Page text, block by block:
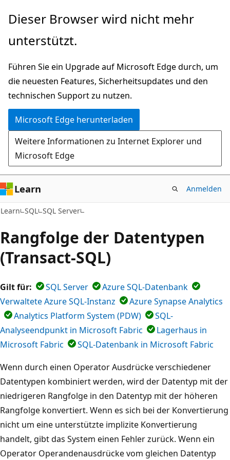
Zu
wechseln
Dieser Browser wird nicht mehr
unterstützt.
Führen Sie ein Upgrade auf Microsoft Edge durch, um
die neuesten Features, Sicherheitsupdates und den
technischen Support zu nutzen.
Microsoft Edge herunterladen
Weitere Informationen zu Internet Explorer und
Microsoft Edge
Learn Anmelden
Learn SQL SQL Server
Rangfolge der Datentypen
(Transact-SQL)
Gilt für: SQL Server
Azure SQL-Datenbank
Verwaltete Azure SQL-Instanz
Azure Synapse Analytics
Analytics Platform System (PDW)
SQL-
Analyseendpunkt in Microsoft Fabric
Lagerhaus in
Microsoft Fabric
SQL-Datenbank in Microsoft Fabric
Wenn durch einen Operator Ausdrücke verschiedener
Datentypen kombiniert werden, wird der Datentyp mit der
niedrigeren Rangfolge in den Datentyp mit der höheren
Rangfolge konvertiert. Wenn es sich bei der Konvertierung
nicht um eine unterstützte implizite Konvertierung
handelt, gibt das System einen Fehler zurück. Wenn ein
Operator Operandenausdrücke vom gleichen Datentyp